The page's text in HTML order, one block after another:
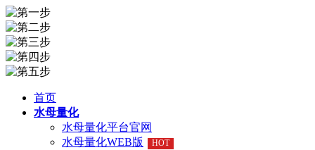
首页
水母量化
水母量化平台官网
水母量化WEB版
HOT